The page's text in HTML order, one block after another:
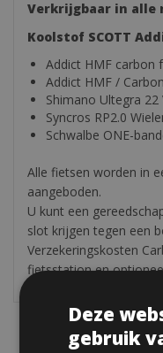
Verkrijgbaar in alle
Koolstof SCOTT
Addict HMF carbon
Addict HMF /
Shimano Ultegra 22
Syncros RP2.0
Schwalbe ONE-
Alle fietsen worden in
aangeboden.
U kunt een
slot krijgen tegen een
Verzekeringskosten
fietsstation en
Deze
gebruik